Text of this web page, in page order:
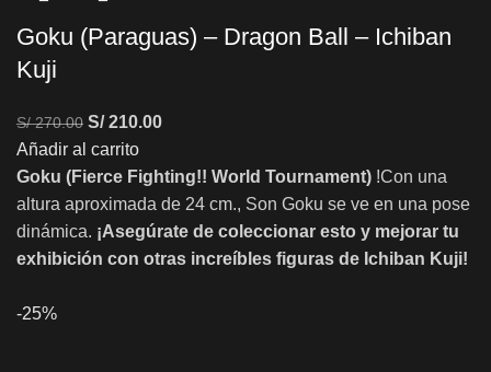
Goku (Paraguas) – Dragon Ball – Ichiban
Kuji
S/270.00 S/210.00
Añadir al carrito
Goku (Fierce Fighting!! World Tournament) !Con una
altura aproximada de 24 cm., Son Goku se ve en una pose
dinámica. ¡Asegúrate de coleccionar esto y mejorar tu
exhibición con otras increíbles figuras de Ichiban Kuji!
-25%